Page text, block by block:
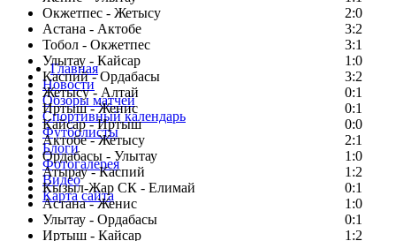
Окжетпес - Жетысу
2:0
Астана - Актобе
3:2
Тобол - Окжетпес
3:1
Улытау - Кайсар
1:0
Каспий - Ордабасы
3:2
Жетысу - Алтай
0:1
Иртыш - Женис
0:1
Кайсар - Иртыш
0:0
Актобе - Жетысу
2:1
Ордабасы - Улытау
1:0
Атырау - Каспий
1:2
Кызыл-Жар СК - Елимай
0:1
Астана - Женис
1:0
Улытау - Ордабасы
0:1
Иртыш - Кайсар
1:2
Главная
Новости
Обзоры матчей
Спортивный календарь
Футболисты
Блоги
Фотогалерея
Видео
Карта сайта